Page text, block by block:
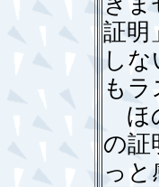
証明
し
も
ほ
の証
っと